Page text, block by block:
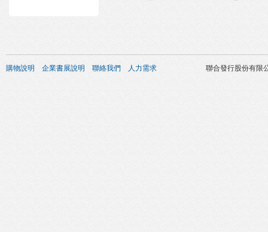
購物說明 企業書展說明 聯絡我們 人力需求 聯合發行股份有限